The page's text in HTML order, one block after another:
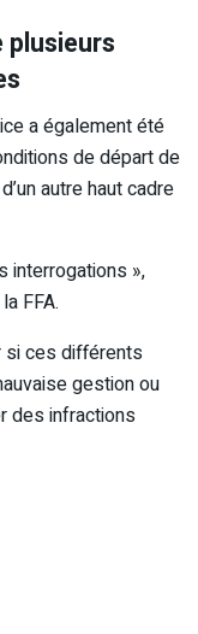
a également été
de départ de
autre haut cadre
interrogations »,
FFA.
si ces différents
gestion ou
des infractions